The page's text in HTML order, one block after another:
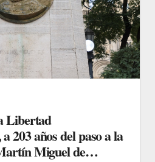
Libertad
203 años del paso a la
Miguel de